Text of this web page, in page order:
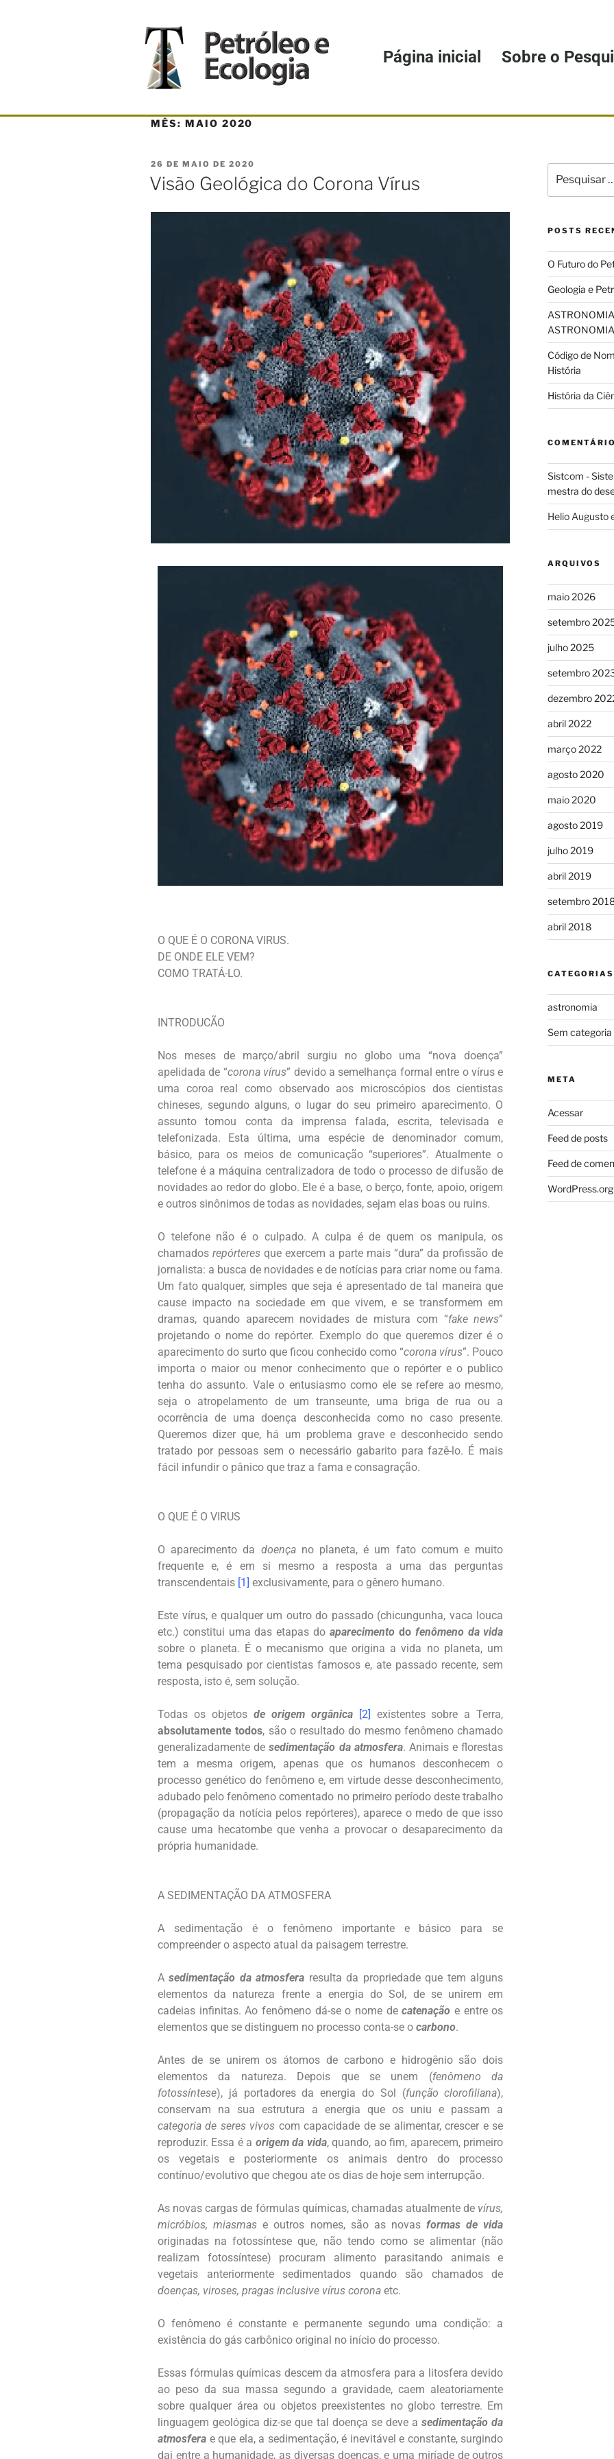
Página inicial Sobre o
MÊS: MAIO 2020
26 DE MAIO DE 2020
Visão Geológica do Corona Vírus
O QUE É O CORONA VIRUS.
DE ONDE ELE VEM?
COMO TRATÁ-LO.
INTRODUCÃO
Nos meses de março/abril surgiu no globo uma “nova doença”
apelidada de “corona vírus” devido a semelhança formal entre o vírus e
uma coroa real como observado aos microscópios dos cientistas
chineses, segundo alguns, o lugar do seu primeiro aparecimento. O
assunto tomou conta da imprensa falada, escrita, televisada e
telefonizada. Esta última, uma espécie de denominador comum,
básico, para os meios de comunicação “superiores”. Atualmente o
telefone é a máquina centralizadora de todo o processo de difusão de
novidades ao redor do globo. Ele é a base, o berço, fonte, apoio, origem
e outros sinônimos de todas as novidades, sejam elas boas ou ruins.
O telefone não é o culpado. A culpa é de quem os manipula, os
chamadosrepórteres que exercem a parte mais “dura” da profissão de
jornalista: a busca de novidades e de notícias para criar nome ou fama.
Um fato qualquer, simples que seja é apresentado de tal maneira que
cause impacto na sociedade em que vivem, e se transformem em
dramas, quando aparecem novidades de mistura com “fake news”
projetando o nome do repórter. Exemplo do que queremos dizer é o
aparecimento do surto que ficou conhecido como “corona vírus”. Pouco
importa o maior ou menor conhecimento que o repórter e o publico
tenha do assunto. Vale o entusiasmo como ele se refere ao mesmo,
seja o atropelamento de um transeunte, uma briga de rua ou a
ocorrência de uma doença desconhecida como no caso presente.
Queremos dizer que, há um problema grave e desconhecido sendo
tratado por pessoas sem o necessário gabarito para fazê-lo. É mais
fácil infundir o pânico que traz a fama e consagração.
O QUE É O VIRUS
O aparecimento da doençano planeta, é um fato comum e muito
frequente e, é em si mesmo a resposta a uma das perguntas
transcendentais [1] exclusivamente, para o gênero humano.
Este vírus, e qualquer um outro do passado (chicungunha, vaca louca
etc.) constitui uma das etapas do aparecimento do fenômeno da vida
sobre o planeta. É o mecanismo que origina a vida no planeta, um
tema pesquisado por cientistas famosos e, ate passado recente, sem
resposta, isto é, sem solução.
Todas os objetos de origem orgânica [2] existentes sobre a Terra,
absolutamente todos, são o resultado do mesmo fenômeno chamado
generalizadamente desedimentação da atmosfera. Animais e florestas
tem a mesma origem, apenas que os humanos desconhecem o
processo genético do fenômeno e, em virtude desse desconhecimento,
adubado pelo fenômeno comentado no primeiro período deste trabalho
(propagação da notícia pelos repórteres), aparece o medo de que isso
cause uma hecatombe que venha a provocar o desaparecimento da
própria humanidade.
A SEDIMENTAÇÃO DA ATMOSFERA
A sedimentação é o fenômeno importante e básico para se
compreender o aspecto atual da paisagem terrestre.
Asedimentação da atmosfera resulta da propriedade que tem alguns
elementos da natureza frente a energia do Sol, de se unirem em
cadeias infinitas. Ao fenômeno dá-se o nome decatenação e entre os
elementos que se distinguem no processo conta-se o carbono.
Antes de se unirem os átomos de carbono e hidrogênio são dois
elementos da natureza. Depois que se unem (fenômeno da
fotossíntese), já portadores da energia do Sol (função clorofiliana),
conservam na sua estrutura a energia que os uniu e passam a
categoria de seres vivos com capacidade de se alimentar, crescer e se
reproduzir. Essa é a origem da vida, quando, ao fim, aparecem, primeiro
os vegetais e posteriormente os animais dentro do processo
contínuo/evolutivo que chegou ate os dias de hoje sem interrupção.
As novas cargas de fórmulas químicas, chamadas atualmente de vírus,
micróbios, miasmase outros nomes, são as novasformas de vida
originadas na fotossíntese que, não tendo como se alimentar (não
realizam fotossíntese) procuram alimento parasitando animais e
vegetais anteriormente sedimentados quando são chamados de
doenças, viroses, pragas inclusive vírus corona etc.
O fenômeno é constante e permanente segundo uma condição: a
existência do gás carbônico original no início do processo.
Essas fórmulas químicas descem da atmosfera para a litosfera devido
ao peso da sua massa segundo a gravidade, caem aleatoriamente
sobre qualquer área ou objetos preexistentes no globo terrestre. Em
linguagem geológica diz-se que tal doença se deve asedimentação da
atmosfera e que ela, a sedimentação, é inevitável e constante, surgindo
dai entre a humanidade, as diversas doenças, e uma miríade de outros
POSTS
O Futuro do
Geologia e
Código de
História
História da
Sistcom -
mestra do
Helio Augusto
ARQUIVOS
maio 2026
setembro
julho 2025
setembro
dezembro
abril 2022
março 2022
agosto 2020
maio 2020
agosto 2019
julho 2019
abril 2019
setembro
abril 2018
CATEGORIAS
astronomia
Sem categoria
META
Acessar
Feed de posts
Feed de
WordPress.org